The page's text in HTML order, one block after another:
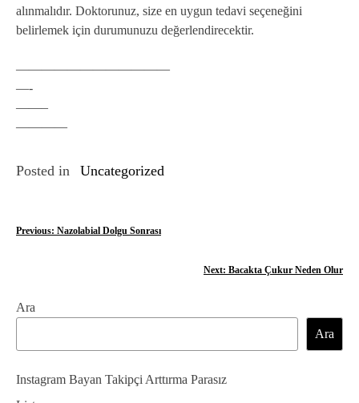
alınmalıdır. Doktorunuz, size en uygun tedavi seçeneğini
belirlemek için durumunuzu değerlendirecektir.
————————————
—-
——–
————
Posted in Uncategorized
Y
ı
g
e
Previous: Nazolabial Dolgu Sonrası
Next: Bacakta Çukur Neden Olur
Ara
Ara
Instagram Bayan Takipçi Arttırma Parasız